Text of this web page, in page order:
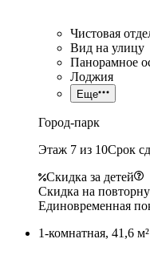
Чистовая
Вид на улицу
Панорамное
Лоджия
Еще
Город-парк
Этаж 7 из 10Срок
Скидка за детей
Скидка на
Единовременная
1-комнатная, 41,6 м²